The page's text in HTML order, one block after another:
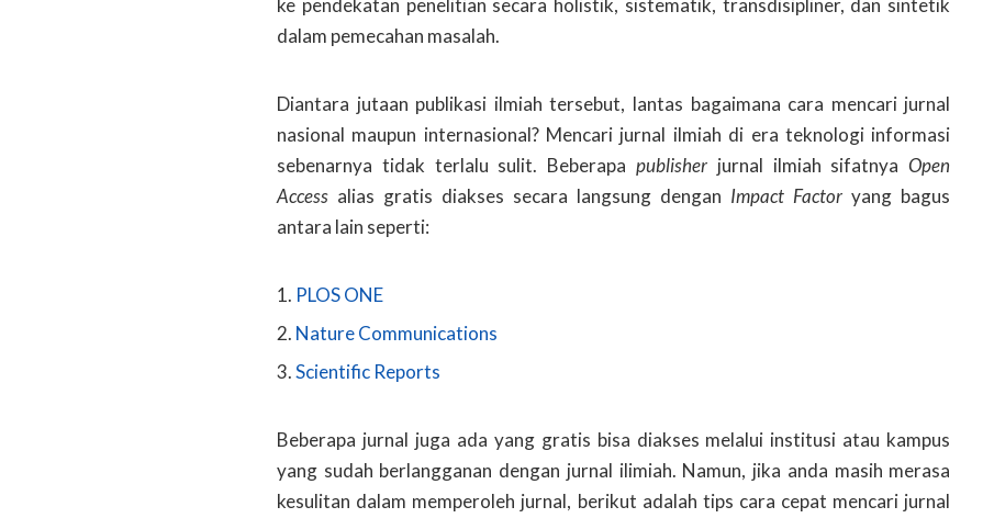
ke pendekatan penelitian secara holistik, sistematik, transdisipliner, dan sintetik
dalam pemecahan masalah.
Diantara jutaan publikasi ilmiah tersebut, lantas bagaimana cara mencari jurnal
nasional maupun internasional? Mencari jurnal ilmiah di era teknologi informasi
sebenarnya tidak terlalu sulit. Beberapapublisher jurnal ilmiah sifatnyaOpen
Access alias gratis diakses secara langsung dengan Impact Factor yang bagus
antara lain seperti:
PLOS ONE
Nature Communications
Scientific Reports
Beberapa jurnal juga ada yang gratis bisa diakses melalui institusi atau kampus
yang sudah berlangganan dengan jurnal ilimiah. Namun, jika anda masih merasa
kesulitan dalam memperoleh jurnal, berikut adalah tips cara cepat mencari jurnal